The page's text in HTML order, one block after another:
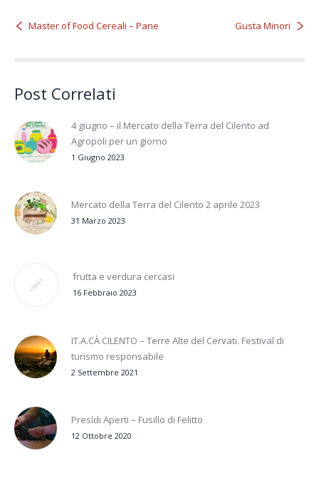
Master of Food Cereali – Pane Gusta Minori
Post Correlati
4 giugno – il Mercato della Terra del Cilento ad
Agropoli per un giorno
1 Giugno 2023
Mercato della Terra del Cilento 2 aprile 2023
31 Marzo 2023
frutta e verdura cercasi
16 Febbraio 2023
IT.A.CÀ CILENTO – Terre Alte del Cervati. Festival di
turismo responsabile
2 Settembre 2021
Presídi Aperti – Fusillo di Felitto
12 Ottobre 2020